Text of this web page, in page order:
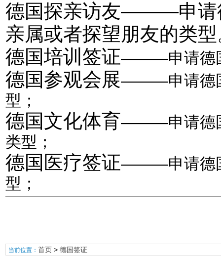
德国探亲访友———申请
亲属或者探望朋友的类
德国培训签证———申请德
德国参观会展———申请德
型；
德国文化体育———申请德
类型；
德国医疗签证———申请德
型；
当前位置： 首页> 德国签证